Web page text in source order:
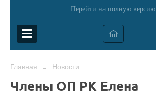
Перейти на полную версию
Главная → Новости
Члены ОП РК Елена